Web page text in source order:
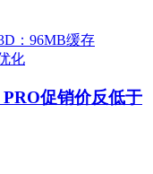
PRO促销价反低于